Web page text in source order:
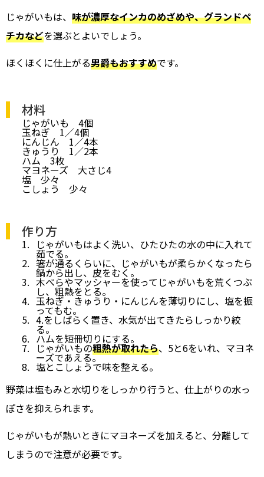
じゃがいもは、 味が濃厚なインカのめざめや、グランドペ
チカなどを選ぶとよいでしょう。
ほくほくに仕上がる男爵もおすすめです。
材料
じゃがいも 4個
玉ねぎ 1／4個
にんじん 1／4本
きゅうり 1／2本
ハム 3枚
マヨネーズ 大さじ4
塩 少々
こしょう 少々
作り方
じゃがいもはよく洗い、ひたひたの水の中に入れて
茹でる。
箸が通るくらいに、じゃがいもが柔らかくなったら
鍋から出し、皮をむく。
木べらやマッシャーを使ってじゃがいもを荒くつぶ
し、粗熱をとる。
玉ねぎ・きゅうり・にんじんを薄切りにし、塩を振
ってもむ。
4.をしばらく置き、水気が出てきたらしっかり絞
る。
ハムを短冊切りにする。
じゃがいもの粗熱が取れたら、5と6をいれ、マヨネ
ーズであえる。
塩とこしょうで味を整える。
野菜は塩もみと水切りをしっかり行うと、仕上がりの水っ
ぽさを抑えられます。
じゃがいもが熱いときにマヨネーズを加えると、分離して
しまうので注意が必要です。